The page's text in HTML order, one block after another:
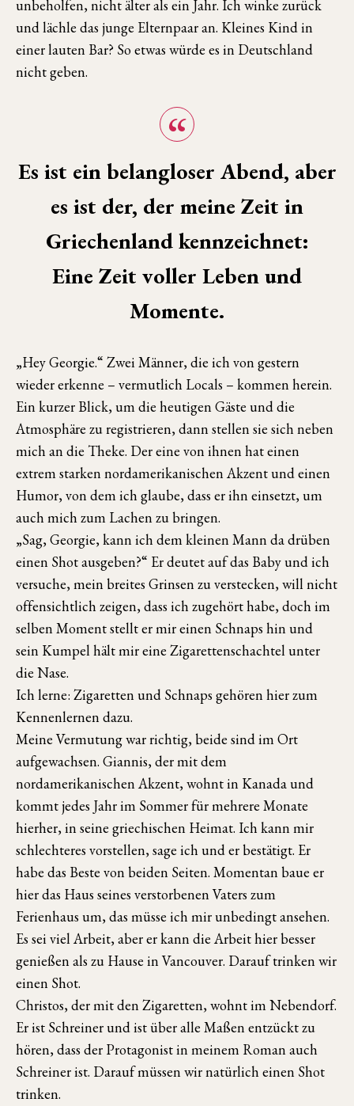
unbeholfen, nicht älter als ein Jahr. Ich winke zurück
und lächle das junge Elternpaar an. Kleines Kind in
einer lauten Bar? So etwas würde es in Deutschland
nicht geben.
Es ist ein belangloser Abend, aber
es ist der, der meine Zeit in
Griechenland kennzeichnet:
Eine Zeit voller Leben und
Momente.
„Hey Georgie.“ Zwei Männer, die ich von gestern
wieder erkenne – vermutlich Locals – kommen herein.
Ein kurzer Blick, um die heutigen Gäste und die
Atmosphäre zu registrieren, dann stellen sie sich neben
mich an die Theke. Der eine von ihnen hat einen
extrem starken nordamerikanischen Akzent und einen
Humor, von dem ich glaube, dass er ihn einsetzt, um
auch mich zum Lachen zu bringen.
„Sag, Georgie, kann ich dem kleinen Mann da drüben
einen Shot ausgeben?“ Er deutet auf das Baby und ich
versuche, mein breites Grinsen zu verstecken, will nicht
offensichtlich zeigen, dass ich zugehört habe, doch im
selben Moment stellt er mir einen Schnaps hin und
sein Kumpel hält mir eine Zigarettenschachtel unter
die Nase.
Ich lerne: Zigaretten und Schnaps gehören hier zum
Kennenlernen dazu.
Meine Vermutung war richtig, beide sind im Ort
aufgewachsen. Giannis, der mit dem
nordamerikanischen Akzent, wohnt in Kanada und
kommt jedes Jahr im Sommer für mehrere Monate
hierher, in seine griechischen Heimat. Ich kann mir
schlechteres vorstellen, sage ich und er bestätigt. Er
habe das Beste von beiden Seiten. Momentan baue er
hier das Haus seines verstorbenen Vaters zum
Ferienhaus um, das müsse ich mir unbedingt ansehen.
Es sei viel Arbeit, aber er kann die Arbeit hier besser
genießen als zu Hause in Vancouver. Darauf trinken wir
einen Shot.
Christos, der mit den Zigaretten, wohnt im Nebendorf.
Er ist Schreiner und ist über alle Maßen entzückt zu
hören, dass der Protagonist in meinem Roman auch
Schreiner ist. Darauf müssen wir natürlich einen Shot
trinken.